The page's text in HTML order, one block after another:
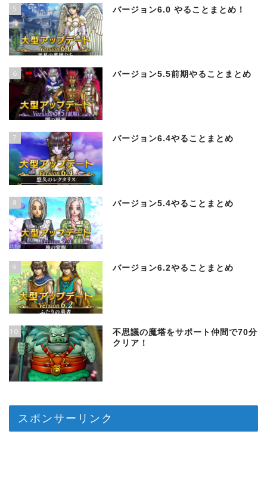
5 バージョン6.0 やることまとめ！
6 バージョン5.5前期やることまとめ
7 バージョン6.4やることまとめ
8 バージョン5.4やることまとめ
9 バージョン6.2やることまとめ
10
不思議の魔塔をサポート仲間で70分
クリア！
スポンサーリンク